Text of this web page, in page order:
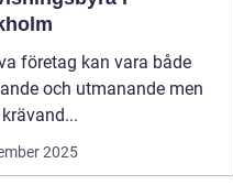
företag kan vara både
och utmanande men
2025